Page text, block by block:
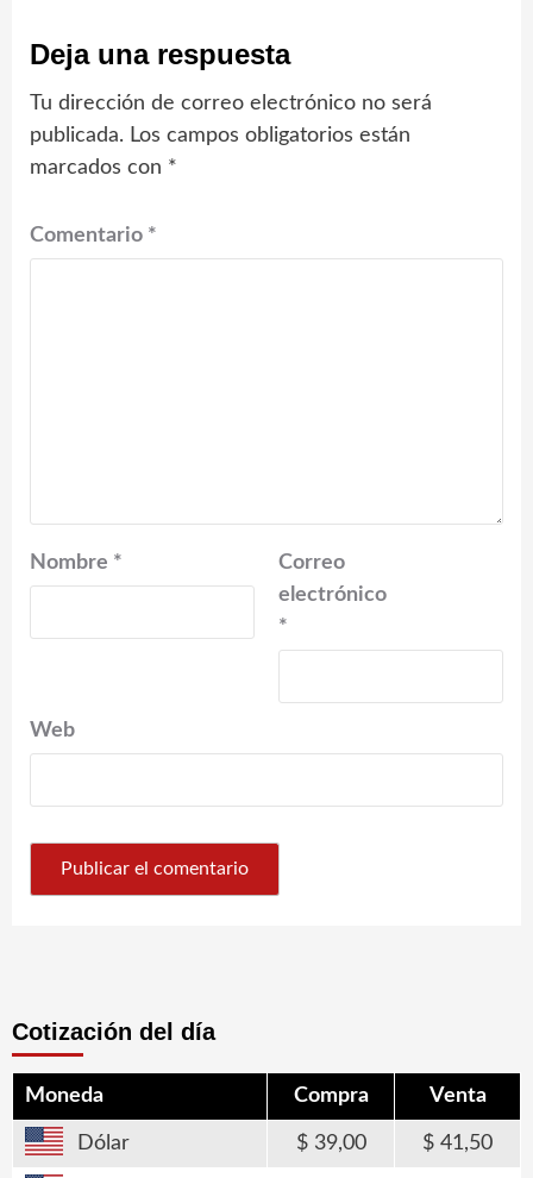
Deja una respuesta
Tu dirección de correo electrónico no será
publicada. Los campos obligatorios están
marcados con *
Comentario *
Nombre *
Correo
electrónico
*
Web
Cotización del día
Moneda Compra Venta
Dólar 39,00 41,50